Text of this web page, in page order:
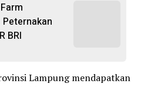
BRI
Lampung mendapatkan